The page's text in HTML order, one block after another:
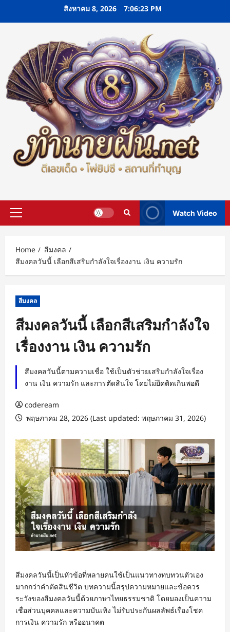
สิงหาคม 8, 2026 7:06:24 PM
Primary
Watch Video
Home
สีมงคล
สีมงคลวันนี้ เลือกสีเสริมกำลังใจเรื่องงาน เงิน ความรัก
สีมงคล
สีมงคลวันนี้ เลือกสีเสริมกำลังใจ
เรื่องงาน เงิน ความรัก
สีมงคลวันนี้ตามความเชื่อ ใช้เป็นตัวช่วยเสริมกำลังใจเรื่อง
งาน เงิน ความรัก และการตัดสินใจ โดยไม่ยึดติดเกินพอดี
codeream
พฤษภาคม 28, 2026 (Last updated: พฤษภาคม 31, 2026)
สีมงคลวันนี้เป็นหัวข้อที่หลายคนใช้เป็นแนวทางทบทวนตัวเอง
มากกว่าคำตัดสินชีวิต บทความนี้สรุปความหมายและข้อควร
ระวังของสีมงคลวันนี้ด้วยภาษาไทยธรรมชาติ โดยมองเป็นความ
เชื่อส่วนบุคคลและความบันเทิง ไม่รับประกันผลลัพธ์เรื่องโชค
การเงิน ความรัก หรืออนาคต